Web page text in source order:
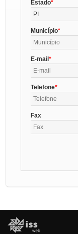
Estado
PI
Município
E-mail
Telefone
Fax